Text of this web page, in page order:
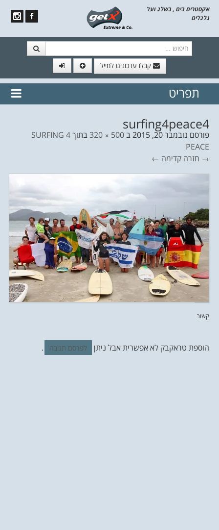
אקסטרים בים , בשלג ועל
גלגלים
קבלו עדכונים למייל
// הצטרף לרשימת תפוצה!
נשמח
תפריט
surfing4peace4
פורסם נובמבר 20, 2015 ב500 × 320 בתוךSURFING 4
PEACE
→ חזרה קדימה ←
קשור
הוספת טראקבק לא אפשרית אבל ניתן לפרסם תגובה .